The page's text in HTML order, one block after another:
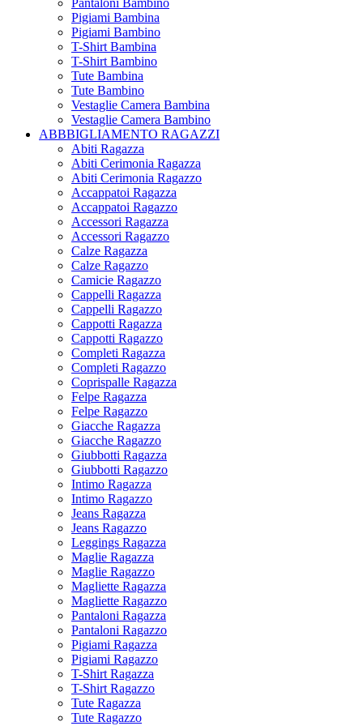
Pigiami Bambina
Pigiami Bambino
T-Shirt Bambina
T-Shirt Bambino
Tute Bambina
Tute Bambino
Vestaglie Camera Bambina
Vestaglie Camera Bambino
ABBBIGLIAMENTO RAGAZZI
Abiti Ragazza
Abiti Cerimonia Ragazza
Abiti Cerimonia Ragazzo
Accappatoi Ragazza
Accappatoi Ragazzo
Accessori Ragazza
Accessori Ragazzo
Calze Ragazza
Calze Ragazzo
Camicie Ragazzo
Cappelli Ragazza
Cappelli Ragazzo
Cappotti Ragazza
Cappotti Ragazzo
Completi Ragazza
Completi Ragazzo
Coprispalle Ragazza
Felpe Ragazza
Felpe Ragazzo
Giacche Ragazza
Giacche Ragazzo
Giubbotti Ragazza
Giubbotti Ragazzo
Intimo Ragazza
Intimo Ragazzo
Jeans Ragazza
Jeans Ragazzo
Leggings Ragazza
Maglie Ragazza
Maglie Ragazzo
Magliette Ragazza
Magliette Ragazzo
Pantaloni Ragazza
Pantaloni Ragazzo
Pigiami Ragazza
Pigiami Ragazzo
T-Shirt Ragazza
T-Shirt Ragazzo
Tute Ragazza
Tute Ragazzo